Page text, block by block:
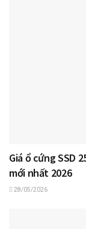
Giá ổ cứng SSD
mới nhất 2026
28/05/2026